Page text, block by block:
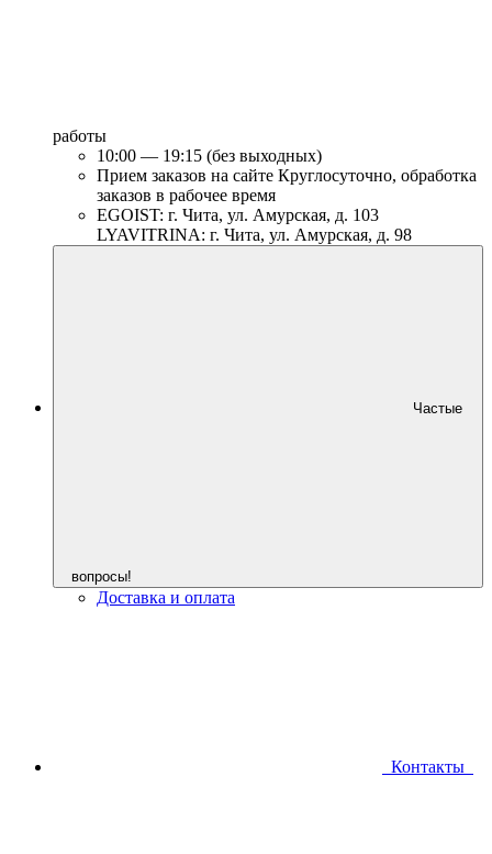
работы
10:00 — 19:15 (без выходных)
Прием заказов на сайте Круглосуточно, обработка
заказов в рабочее время
EGOIST: г. Чита, ул. Амурская, д. 103
LYAVITRINA: г. Чита, ул. Амурская, д. 98
Частые
вопросы!
Доставка и оплата
Контакты